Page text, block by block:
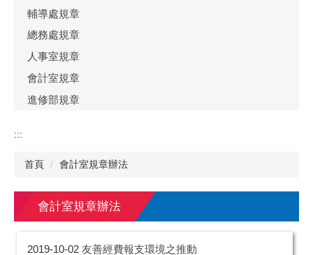
輔導處規章
總務處規章
人事室規章
會計室規章
進修部規章
:::
首頁 會計室規章辦法
會計室規章辦法
2019-10-02 友善經費報支環境之推動